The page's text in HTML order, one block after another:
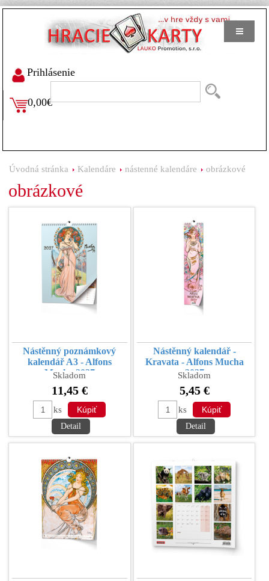
Prihlásenie
0,00€
Úvodná stránka Kalendáre nástenné kalendáre obrázkové
obrázkové
Nástěnný poznámkový
kalendář A3 - Alfons
Mucha 2027
Skladom
11,45 €
ks
Detail
Nástěnný kalendář -
Kravata - Alfons Mucha
2027
Skladom
5,45 €
ks
Detail